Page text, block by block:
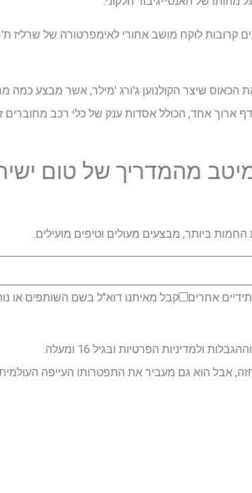
לוקח מושב אחורי לאימפרטורה של שרליז
הכאוס שיצר הקולנוען ג'ורג 'מילר, אשר מבצע כמה
אחד, הכולל אסדות ענק של כלי רכב מחוברים
מהמדריך של טום
אחרים קבל מאיתנו דוא"ל בשם השותפים או
ולמדיניות הפרטיות ובגיל 16 ומעלה.
אבל הוא גם מעביר את התפטרותו העייפה